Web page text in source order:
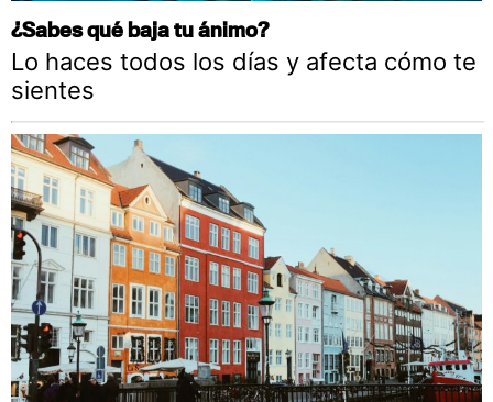
¿Sabes qué baja tu ánimo?
Lo haces todos los días y afecta cómo te
sientes